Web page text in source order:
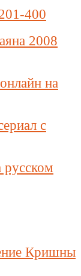
400
2008
на
с
Кришны